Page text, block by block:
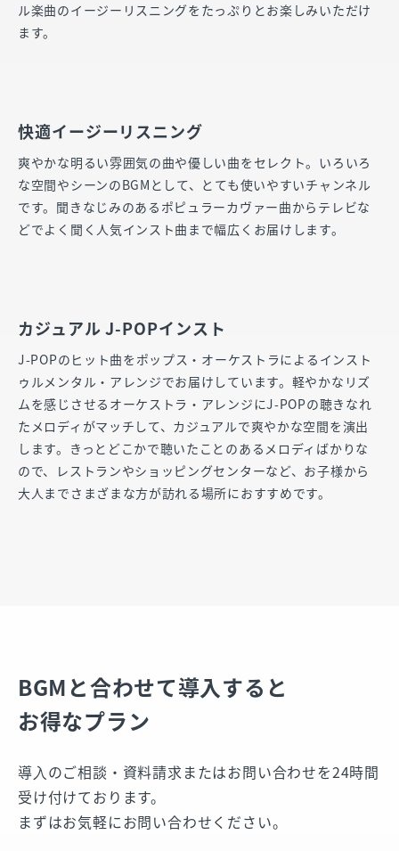
ル楽曲のイージーリスニングをたっぷりとお楽しみいただけ
ます。
快適イージーリスニング
爽やかな明るい雰囲気の曲や優しい曲をセレクト。いろいろ
な空間やシーンのBGMとして、とても使いやすいチャンネル
です。聞きなじみのあるポピュラーカヴァー曲からテレビな
どでよく聞く人気インスト曲まで幅広くお届けします。
カジュアル J-POPインスト
J-POPのヒット曲をポップス・オーケストラによるインスト
ゥルメンタル・アレンジでお届けしています。軽やかなリズ
ムを感じさせるオーケストラ・アレンジにJ-POPの聴きなれ
たメロディがマッチして、カジュアルで爽やかな空間を演出
します。きっとどこかで聴いたことのあるメロディばかりな
ので、レストランやショッピングセンターなど、お子様から
大人までさまざまな方が訪れる場所におすすめです。
BGMと合わせて導入すると
お得なプラン
導⼊のご相談・資料請求またはお問い合わせを24時間
受け付けております。
まずはお気軽にお問い合わせください。